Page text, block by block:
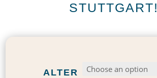
STUTTGART!
ALTER